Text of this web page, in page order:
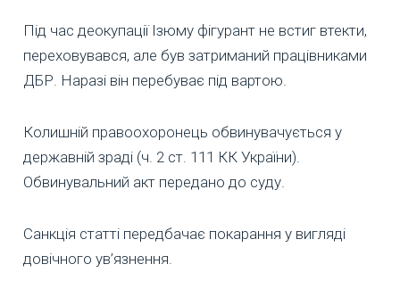
Під час деокупації Ізюму фігурант не встиг втекти,
переховувався, але був затриманий працівниками
ДБР. Наразі він перебуває під вартою.
Колишній правоохоронець обвинувачується у
державній зраді (ч. 2 ст. 111 КК України).
Обвинувальний акт передано до суду.
Санкція статті передбачає покарання у вигляді
довічного ув’язнення.